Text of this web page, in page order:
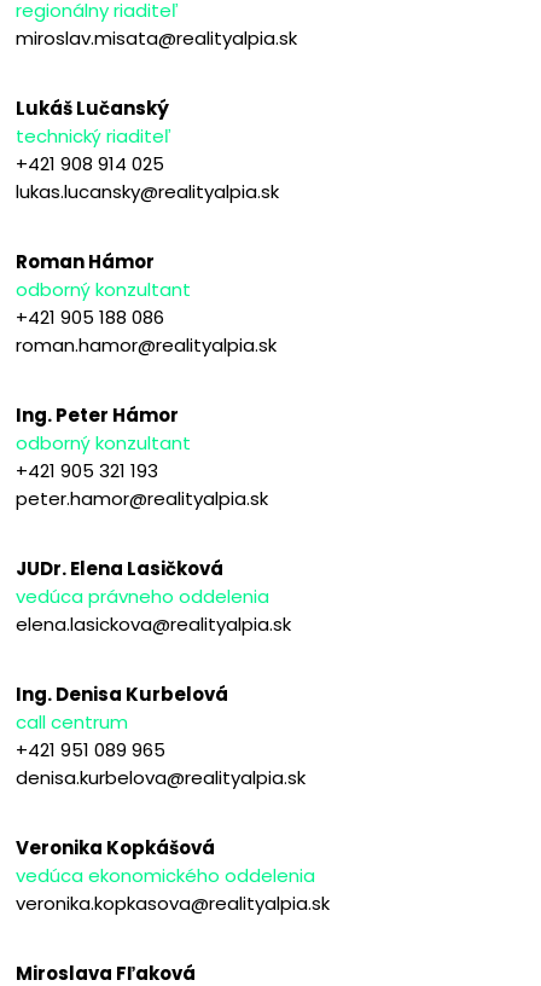
regionálny riaditeľ
miroslav.misata@realityalpia.sk
Lukáš Lučanský
technický riaditeľ
+421 908 914 025
lukas.lucansky@realityalpia.sk
Roman Hámor
odborný konzultant
+421 905 188 086
roman.hamor@realityalpia.sk
Ing. Peter Hámor
odborný konzultant
+421 905 321 193
peter.hamor@realityalpia.sk
JUDr. Elena Lasičková
vedúca právneho oddelenia
elena.lasickova@realityalpia.sk
Ing. Denisa Kurbelová
call centrum
+421 951 089 965
denisa.kurbelova@realityalpia.sk
Veronika Kopkášová
vedúca ekonomického oddelenia
veronika.kopkasova@realityalpia.sk
Miroslava Fľaková